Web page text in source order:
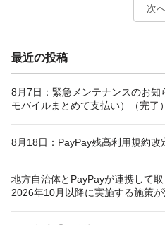
次
最近の投稿
8月7日：緊急メンテナンスのお知
モバイルまとめて支払い）（完了）
8月18日：PayPay残高利用規約改
地方自治体とPayPayが連携して取
2026年10月以降に実施する施策が